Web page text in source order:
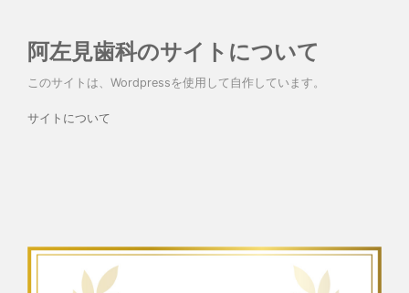
阿左見歯科のサイトについて
このサイトは、Wordpressを使用して自作しています。
サイトについて